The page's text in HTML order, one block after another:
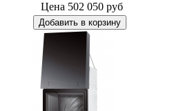
Цена 502 050 руб
Добавить в корзину